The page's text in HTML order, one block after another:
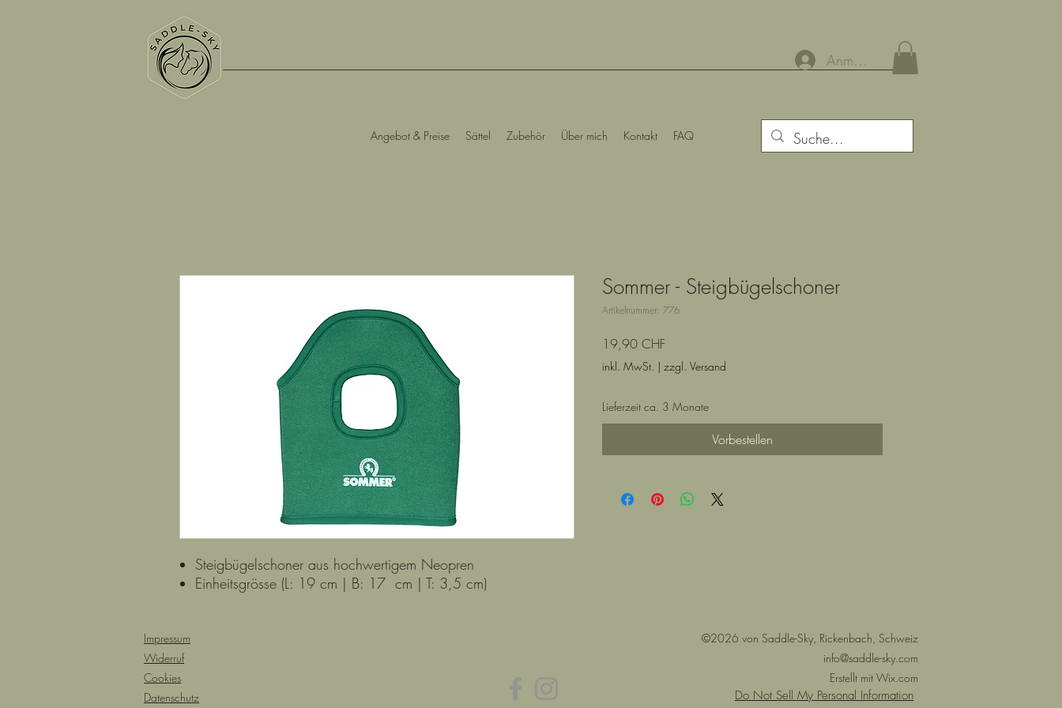
Anmelden
Angebot & Preise Sättel Zubehör Über mich Kontakt FAQ
Steigbügelschoner aus hochwertigem Neopren
Einheitsgrösse (L: 19 cm | B: 17 cm | T: 3,5 cm)
Sommer - Steigbügelschoner
Artikelnummer: 776
19,90 CHF
inkl. MwSt. | zzgl. Versand
Lieferzeit ca. 3 Monate
Vorbestellen
Impressum
Widerruf
Cookies
Datenschutz
©2026 von Saddle-Sky, Rickenbach, Schweiz
info@saddle-sky.com
Erstellt mit Wix.com
Do Not Sell My Personal Information